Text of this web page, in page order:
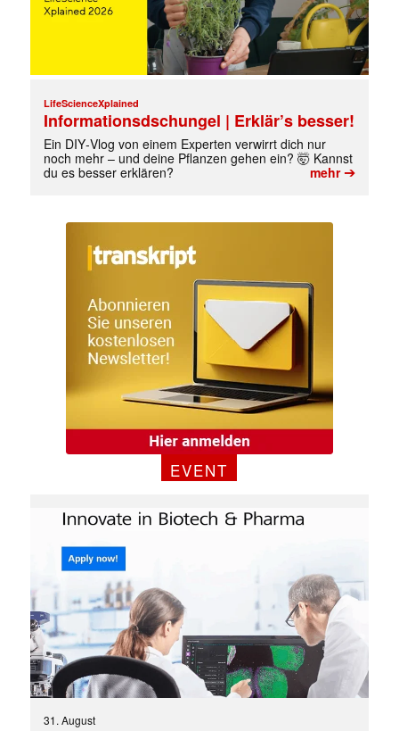
LifeScienceXplained
Informationsdschungel | Erklär’s besser!
Ein DIY‑Vlog von einem Experten verwirrt dich nur
noch mehr – und deine Pflanzen gehen ein? 🤯 Kannst
du es besser erklären?
mehr➔
EVENT
31. August